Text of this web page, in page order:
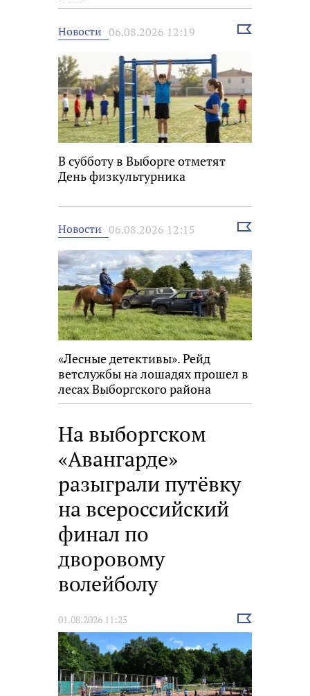
Новости 06.08.2026 12:19
Выбрать
В субботу в Выборге отметят
День физкультурника
Новости 06.08.2026 12:15
Выбрать
«Лесные детективы». Рейд
ветслужбы на лошадях прошел в
лесах Выборгского района
На выборгском
«Авангарде»
разыграли путёвку
на всероссийский
финал по
дворовому
волейболу
01.08.2026 11:25
Выбрать
новость